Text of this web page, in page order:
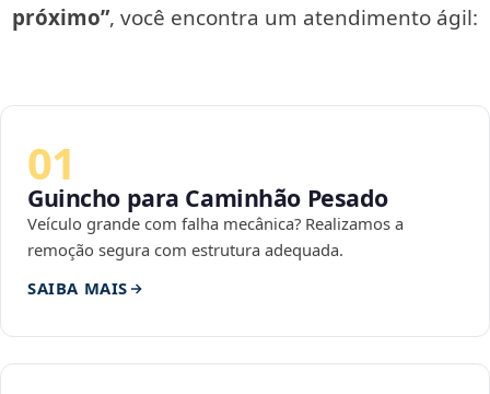
próximo”, você encontra um atendimento ágil:
01
Guincho para Caminhão Pesado
Veículo grande com falha mecânica? Realizamos a
remoção segura com estrutura adequada.
SAIBA MAIS